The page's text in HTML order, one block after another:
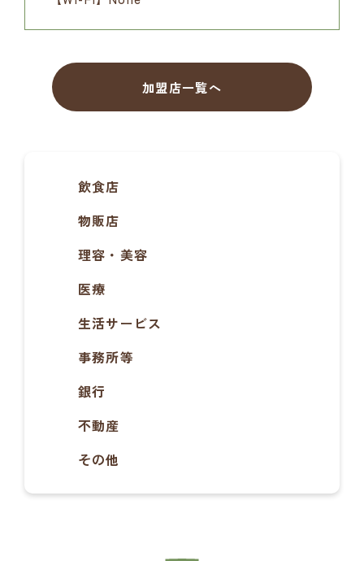
加盟店一覧へ
飲食店
物販店
理容・美容
医療
生活サービス
事務所等
銀行
不動産
その他